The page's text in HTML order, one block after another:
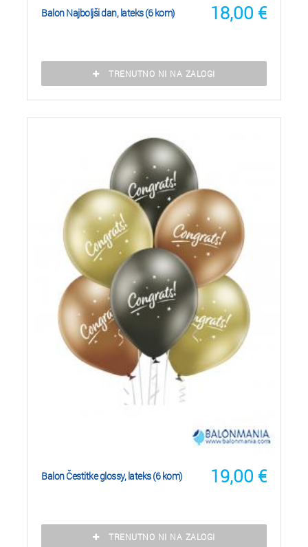
18,00 €
Balon Najboljši dan, lateks (6 kom)
TRENUTNO NI NA ZALOGI
19,00 €
Balon Čestitke glossy, lateks (6 kom)
TRENUTNO NI NA ZALOGI